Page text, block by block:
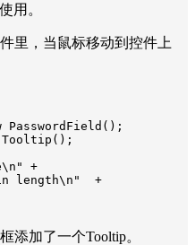
用。
里，当鼠标移动到控件上
+
length\n"  +
添加了一个Tooltip。